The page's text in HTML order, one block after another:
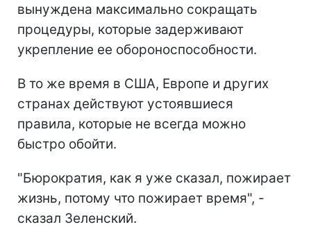
вынуждена максимально сокращать
процедуры, которые задерживают
укрепление ее обороноспособности.
В то же время в США, Европе и других
странах действуют устоявшиеся
правила, которые не всегда можно
быстро обойти.
"Бюрократия, как я уже сказал, пожирает
жизнь, потому что пожирает время", -
сказал Зеленский.